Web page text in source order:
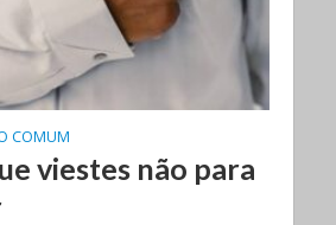
COMUM
viestes não para